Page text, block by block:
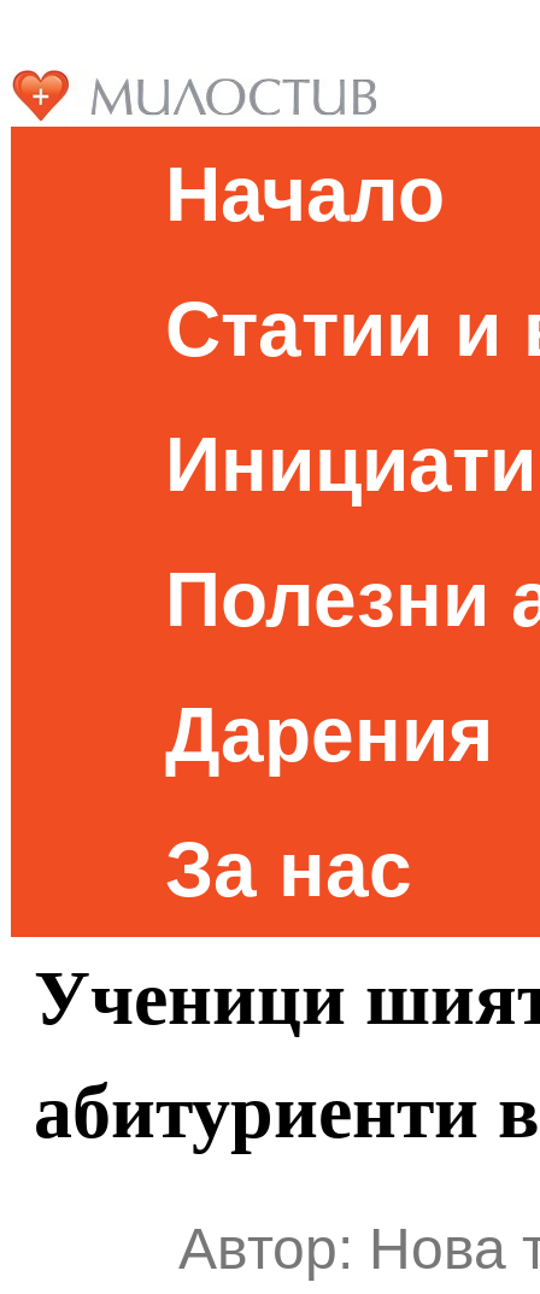
Начало
Статии и
Полезни
Дарения
За нас
Ученици
абитуриенти
Автор: Нова